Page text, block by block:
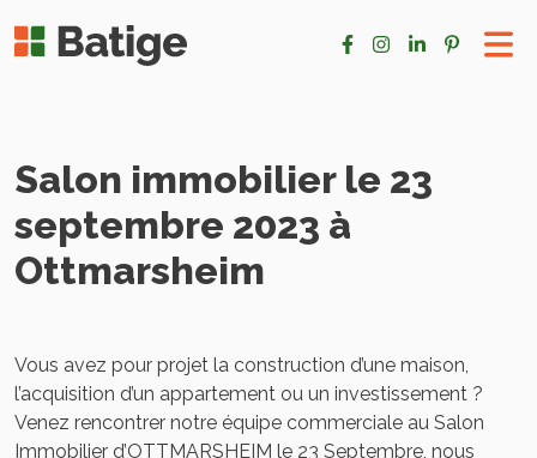
Salon immobilier le 23
septembre 2023 à
Ottmarsheim
Vous avez pour projet la construction d’une maison,
l’acquisition d’un appartement ou un investissement ?
Venez rencontrer notre équipe commerciale au Salon
Immobilier d’OTTMARSHEIM le 23 Septembre, nous